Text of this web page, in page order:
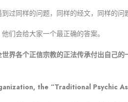
过同样的问题，同样的经文，同样的
们会给大家一个最正确的答案。
界各个正信宗教的正法传承付出自己
the “Traditional Psychic